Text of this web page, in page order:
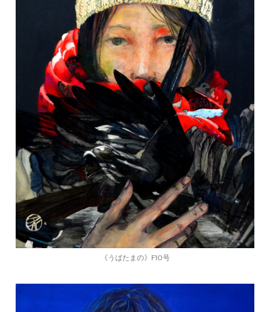
《うばたまの》F10号